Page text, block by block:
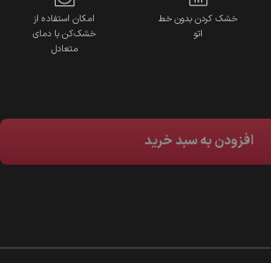
امکان استفاده از
خشک‌کن با دمای
متعادل
خشک کردن بدون خط
اتو
افزودن به سبد خرید